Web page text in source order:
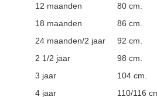
12 maanden
80 cm.
18 maanden
86 cm.
24 maanden/2 jaar
92 cm.
2 1/2 jaar
98 cm.
3 jaar
104 cm.
4 jaar
110/116